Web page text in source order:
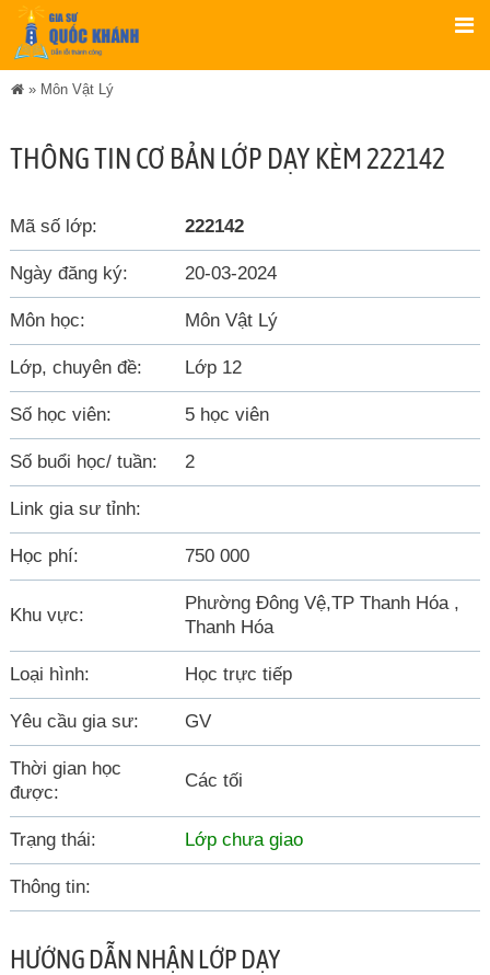
» Môn Vật Lý
THÔNG TIN CƠ BẢN LỚP DẠY KÈM 222142
Mã số lớp: 222142
Ngày đăng ký: 20-03-2024
Môn học: Môn Vật Lý
Lớp, chuyên đề: Lớp 12
Số học viên: 5 học viên
Số buổi học/ tuần: 2
Link gia sư tỉnh:
Học phí: 750 000
Khu vực:
Phường Đông Vệ,TP Thanh Hóa ,
Thanh Hóa
Loại hình: Học trực tiếp
Yêu cầu gia sư: GV
Thời gian học
được:
Các tối
Trạng thái: Lớp chưa giao
Thông tin:
HƯỚNG DẪN NHẬN LỚP DẠY